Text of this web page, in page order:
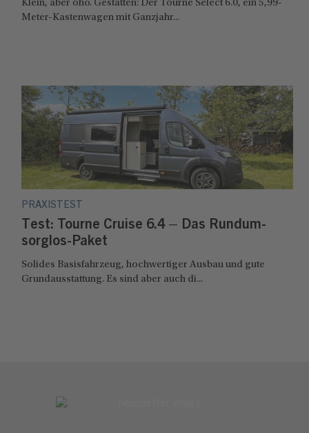
Klein, aber oho. Gestatten: Der Tourne Select 6.0, ein 5,99-
Meter-Kastenwagen mit Ganzjahr...
PRAXISTEST
Test: Tourne Cruise 6.4 – Das Rundum-
sorglos-Paket
Solides Basisfahrzeug, hochwertiger Ausbau und gute
Grundausstattung. Es sind aber auch di...